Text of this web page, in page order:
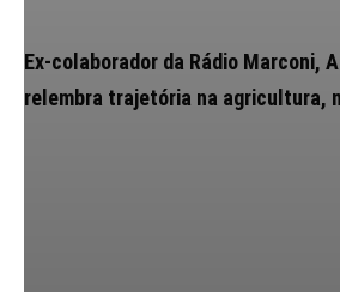
Ex-colaborador da Rádio Marconi,
relembra trajetória na agricultura,